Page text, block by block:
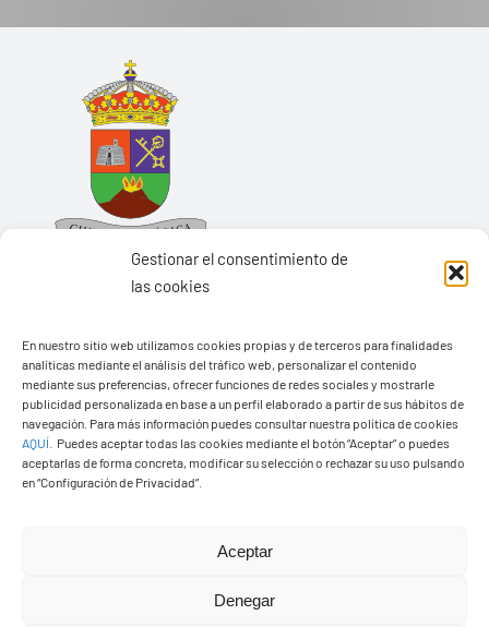
Gestionar el consentimiento de
las cookies
En nuestro sitio web utilizamos cookies propias y de terceros para finalidades
analíticas mediante el análisis del tráfico web, personalizar el contenido
mediante sus preferencias, ofrecer funciones de redes sociales y mostrarle
publicidad personalizada en base a un perfil elaborado a partir de sus hábitos de
navegación. Para más información puedes consultar nuestra política de cookies
AQUÍ
Puedes aceptar todas las cookies mediante el botón “Aceptar” o puedes
aceptarlas de forma concreta, modificar su selección o rechazar su uso pulsando
en “Configuración de Privacidad”.
Aceptar
Denegar
Ayuntamiento de Yaiza
Pza. de Los Remedios, 1
35570 – Yaiza
Tel:928 83 62 20
© Copyright2026 Ayuntamiento de Yaiza - Todos los